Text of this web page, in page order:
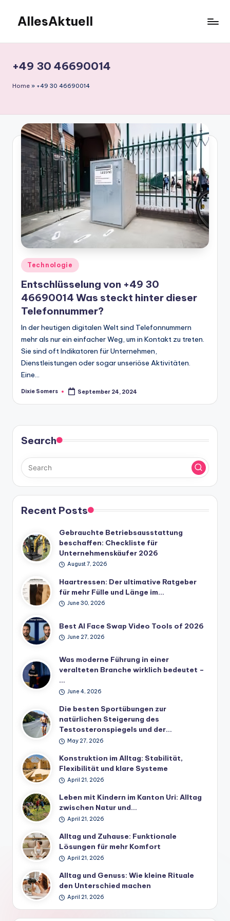
content
AllesAktuell
+49 30 46690014
Home » +49 30 46690014
Posted
in
Technologie
Entschlüsselung von +49 30
46690014 Was steckt hinter dieser
Telefonnummer?
In der heutigen digitalen Welt sind Telefonnummern
mehr als nur ein einfacher Weg, um in Kontakt zu treten.
Sie sind oft Indikatoren für Unternehmen,
Dienstleistungen oder sogar unseriöse Aktivitäten.
Eine…
Posted
Dixie Somers September 24, 2024
Search
Recent Posts
Gebrauchte Betriebsausstattung
beschaffen: Checkliste für
Unternehmenskäufer 2026
August 7, 2026
Haartressen: Der ultimative Ratgeber
für mehr Fülle und Länge im…
June 30, 2026
Best AI Face Swap Video Tools of 2026
June 27, 2026
Was moderne Führung in einer
veralteten Branche wirklich bedeutet –
…
June 4, 2026
Die besten Sportübungen zur
natürlichen Steigerung des
Testosteronspiegels und der…
May 27, 2026
Konstruktion im Alltag: Stabilität,
Flexibilität und klare Systeme
April 21, 2026
Leben mit Kindern im Kanton Uri: Alltag
zwischen Natur und…
April 21, 2026
Alltag und Zuhause: Funktionale
Lösungen für mehr Komfort
April 21, 2026
Alltag und Genuss: Wie kleine Rituale
den Unterschied machen
April 21, 2026